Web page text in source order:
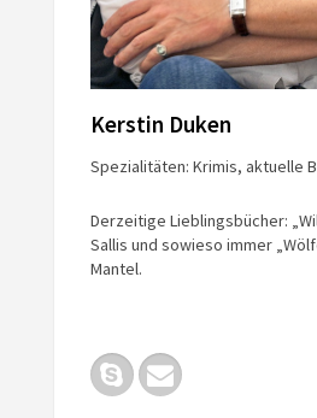
Kerstin Duken
Spezialitäten: Krimis, aktuelle
Derzeitige Lieblingsbücher:
Sallis und sowieso immer
Mantel.